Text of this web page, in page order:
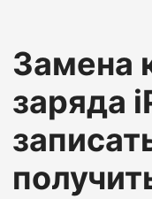
Замена
заряда